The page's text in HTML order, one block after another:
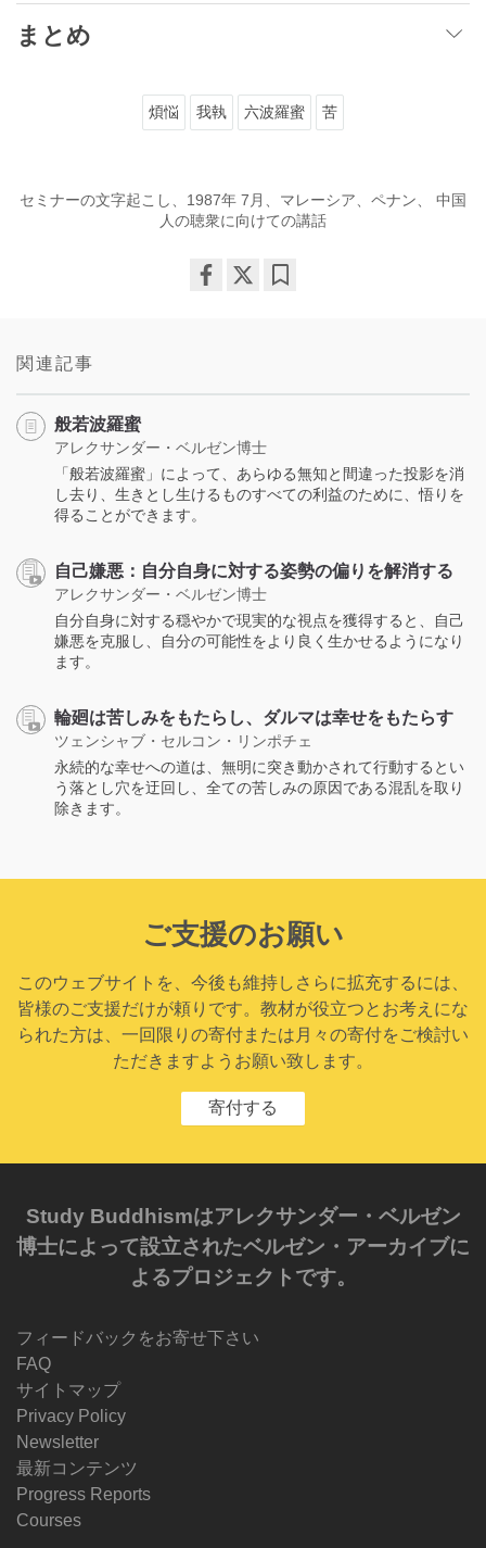
まとめ
煩悩 我執 六波羅蜜 苦
セミナーの文字起こし、1987年 7月、マレーシア、ペナン、 中国
人の聴衆に向けての講話
関連記事
般若波羅蜜
アレクサンダー・ベルゼン博士
「般若波羅蜜」によって、あらゆる無知と間違った投影を消
し去り、生きとし生けるものすべての利益のために、悟りを
得ることができます。
自己嫌悪：自分自身に対する姿勢の偏りを解消する
アレクサンダー・ベルゼン博士
自分自身に対する穏やかで現実的な視点を獲得すると、自己
嫌悪を克服し、自分の可能性をより良く生かせるようになり
ます。
輪廻は苦しみをもたらし、ダルマは幸せをもたらす
ツェンシャブ・セルコン・リンポチェ
永続的な幸せへの道は、無明に突き動かされて行動するとい
う落とし穴を迂回し、全ての苦しみの原因である混乱を取り
除きます。
ご支援のお願い
このウェブサイトを、今後も維持しさらに拡充するには、
皆様のご支援だけが頼りです。教材が役立つとお考えにな
られた方は、一回限りの寄付または月々の寄付をご検討い
ただきますようお願い致します。
寄付する
Study Buddhismはアレクサンダー・ベルゼン
博士によって設立されたベルゼン・アーカイブに
よるプロジェクトです。
フィードバックをお寄せ下さい
FAQ
サイトマップ
Privacy Policy
Newsletter
最新コンテンツ
Progress Reports
Courses